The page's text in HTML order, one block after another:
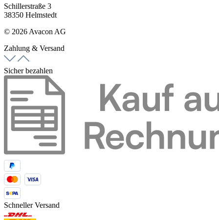
Schillerstraße 3
38350 Helmstedt
© 2026 Avacon AG
Zahlung & Versand
Sicher bezahlen
Schneller Versand